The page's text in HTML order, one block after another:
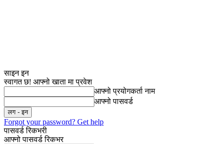
साइन इन
स्वागत छ! आफ्नो खाता मा प्रवेश
आफ्नो प्रयोगकर्ता नाम
आफ्नो पासवर्ड
Forgot your password? Get help
पासवर्ड रिकभरी
आफ्नो पासवर्ड रिकभर